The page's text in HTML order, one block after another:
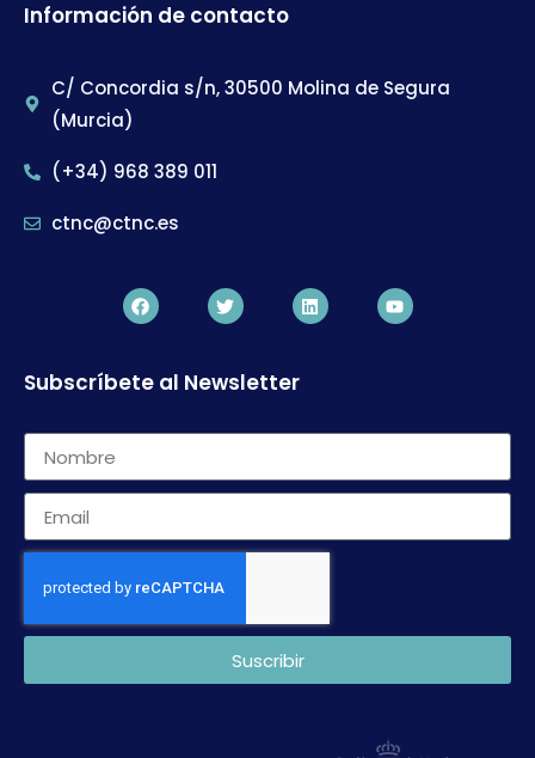
Información de contacto
C/ Concordia s/n, 30500 Molina de Segura
(Murcia)
(+34) 968 389 011
ctnc@ctnc.es
Subscríbete al Newsletter
Suscribir